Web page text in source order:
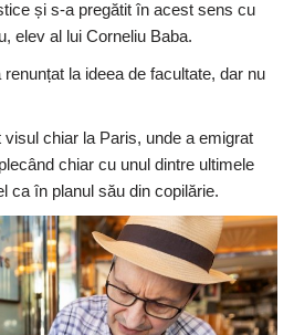
și s-a pregătit în acest sens cu
elev al lui Corneliu Baba.
la ideea de facultate, dar nu
chiar la Paris, unde a emigrat
chiar cu unul dintre ultimele
ca în planul său din copilărie.